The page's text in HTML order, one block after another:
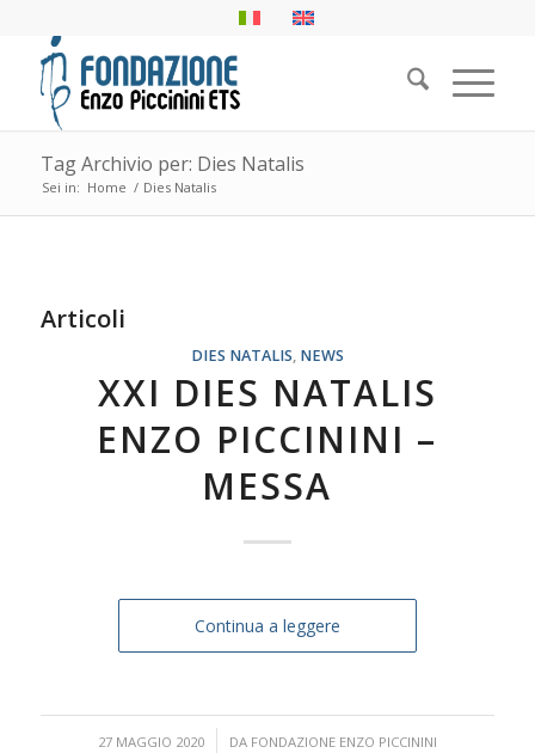
Tag Archivio per: Dies Natalis
Sei in: Home / Dies Natalis
Articoli
DIES NATALIS, NEWS
XXI DIES NATALIS
ENZO PICCININI –
MESSA
Continua a leggere
27 MAGGIO 2020
/ DA FONDAZIONE ENZO PICCININI